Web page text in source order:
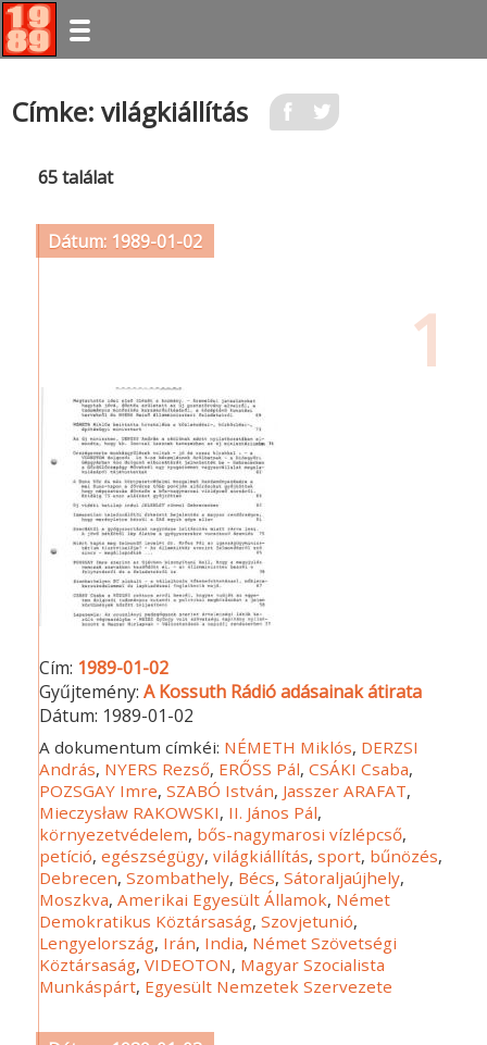
Ugrás
Címke: világkiállítás
65 találat
Dátum: 1989-01-02
1
Cím: 1989-01-02
Gyűjtemény:A Kossuth Rádió adásainak átirata
Dátum: 1989-01-02
A dokumentum címkéi: NÉMETH Miklós, DERZSI
András, NYERS Rezső, ERŐSS Pál,CSÁKI Csaba,
POZSGAY Imre,SZABÓ István, Jasszer ARAFAT,
Mieczysław RAKOWSKI, II. János Pál,
környezetvédelem, bős-nagymarosi vízlépcső,
petíció,egészségügy,világkiállítás,sport, bűnözés,
Debrecen,Szombathely, Bécs,Sátoraljaújhely,
Moszkva,Amerikai Egyesült Államok, Német
Demokratikus Köztársaság,Szovjetunió,
Lengyelország, Irán, India, Német Szövetségi
Köztársaság,VIDEOTON, Magyar Szocialista
Munkáspárt, Egyesült Nemzetek Szervezete